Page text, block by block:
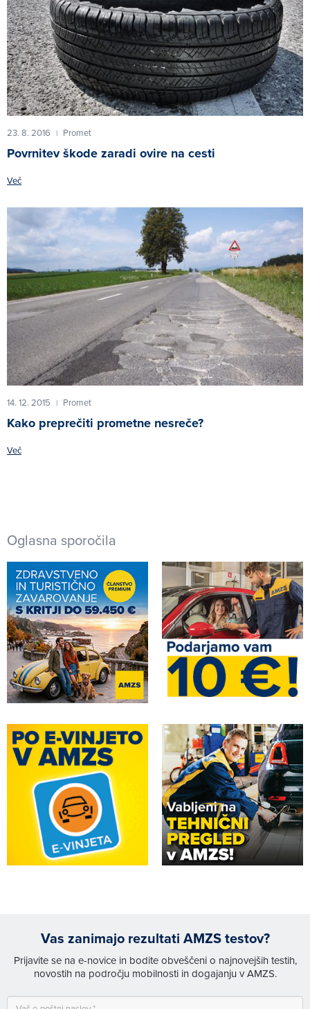
23. 8. 2016 | Promet
Povrnitev škode zaradi ovire na cesti
Več
14. 12. 2015 | Promet
Kako preprečiti prometne nesreče?
Več
Oglasna sporočila
Vas zanimajo rezultati AMZS testov?
Prijavite se na e-novice in bodite obveščeni o najnovejših testih,
novostih na področju mobilnosti in dogajanju v AMZS.